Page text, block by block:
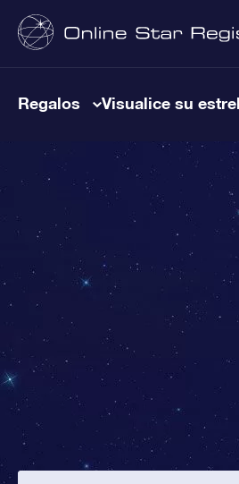
Regalos Visualice su